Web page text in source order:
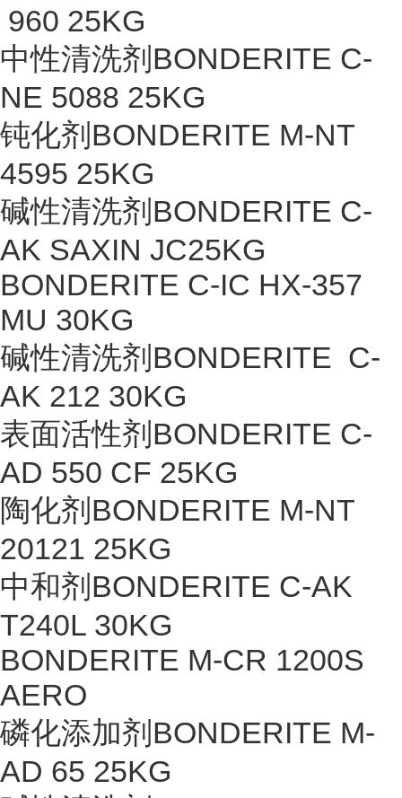
960 25KG
中性清洗剂BONDERITE C-
NE 5088 25KG
钝化剂BONDERITE M-NT
4595 25KG
碱性清洗剂BONDERITE C-
AK SAXIN JC25KG
BONDERITE C-IC HX-357
MU 30KG
碱性清洗剂BONDERITE C-
AK 212 30KG
表面活性剂BONDERITE C-
AD 550 CF 25KG
陶化剂BONDERITE M-NT
20121 25KG
中和剂BONDERITE C-AK
T240L 30KG
BONDERITE M-CR 1200S
AERO
磷化添加剂BONDERITE M-
AD 65 25KG